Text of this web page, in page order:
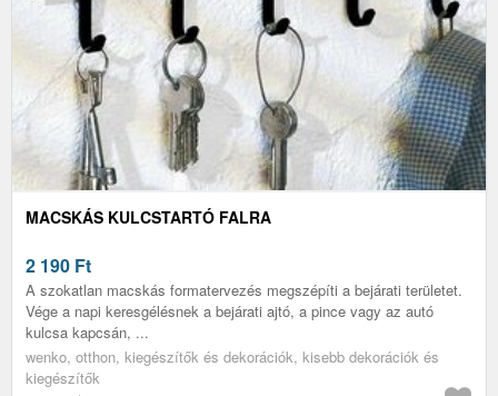
MACSKÁS KULCSTARTÓ FALRA
2 190 Ft
A szokatlan macskás formatervezés megszépíti a bejárati területet.
Vége a napi keresgélésnek a bejárati ajtó, a pince vagy az autó
kulcsa kapcsán, ...
wenko, otthon, kiegészítők és dekorációk, kisebb dekorációk és
kiegészítők